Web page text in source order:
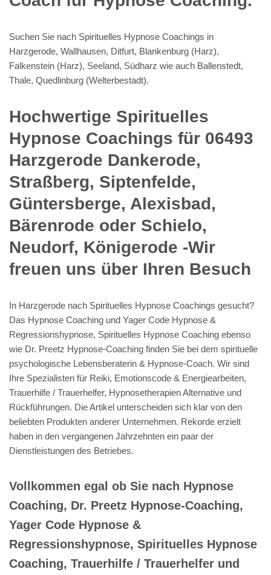
Suchen Sie nach Spirituelles Hypnose Coachings in
Harzgerode, Wallhausen, Ditfurt, Blankenburg (Harz),
Falkenstein (Harz), Seeland, Südharz wie auch Ballenstedt,
Thale, Quedlinburg (Welterbestadt).
Hochwertige Spirituelles
Hypnose Coachings für 06493
Harzgerode Dankerode,
Straßberg, Siptenfelde,
Güntersberge, Alexisbad,
Bärenrode oder Schielo,
Neudorf, Königerode -Wir
freuen uns über Ihren Besuch
In Harzgerode nach Spirituelles Hypnose Coachings gesucht?
Das Hypnose Coaching und Yager Code Hypnose &
Regressionshypnose, Spirituelles Hypnose Coaching ebenso
wie Dr. Preetz Hypnose-Coaching finden Sie bei dem spirituelle
psychologische Lebensberaterin & Hypnose-Coach. Wir sind
Ihre Spezialisten für Reiki, Emotionscode & Energiearbeiten,
Trauerhilfe / Trauerhelfer, Hypnosetherapien Alternative und
Rückführungen. Die Artikel unterscheiden sich klar von den
beliebten Produkten anderer Unternehmen. Rekorde erzielt
haben in den vergangenen Jahrzehnten ein paar der
Dienstleistungen des Betriebes.
Vollkommen egal ob Sie nach Hypnose
Coaching, Dr. Preetz Hypnose-Coaching,
Yager Code Hypnose &
Regressionshypnose, Spirituelles Hypnose
Coaching, Trauerhilfe / Trauerhelfer und